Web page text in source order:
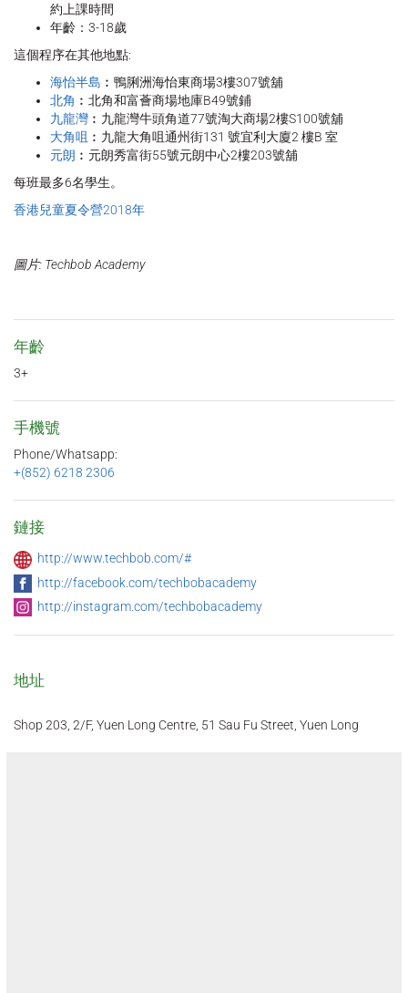
約上課時間
年齡：3-18歲
這個程序在其他地點:
海怡半島 ︰鴨脷洲海怡東商場3樓307號舖
北角 ︰北角和富薈商場地庫B49號鋪
九龍灣 ︰九龍灣牛頭角道77號淘大商場2樓S100號舖
大角咀 ︰九龍大角咀通州街131 號宜利大廈2 樓B 室
元朗 ︰元朗秀富街55號元朗中心2樓203號舖
每班最多6名學生。
香港兒童夏令營2018年
圖片: Techbob Academy
年齡
3+
手機號
Phone/Whatsapp:
+(852) 6218 2306
鏈接
http://www.techbob.com/#
http://facebook.com/techbobacademy
http://instagram.com/techbobacademy
地址
Shop 203, 2/F, Yuen Long Centre, 51 Sau Fu Street, Yuen Long